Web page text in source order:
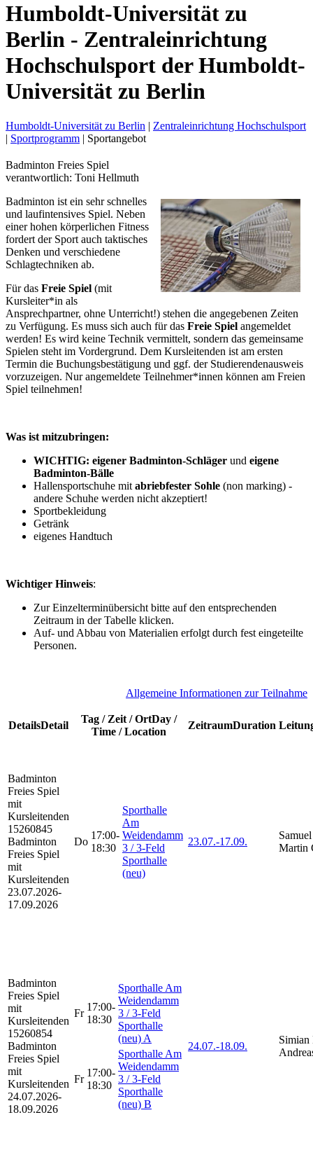
Humboldt-Universität zu
Berlin - Zentraleinrichtung
Hochschulsport der Humboldt-
Universität zu Berlin
Humboldt-Universität zu Berlin | Zentraleinrichtung Hochschulsport
| Sportprogramm | Sportangebot
Badminton Freies Spiel
verantwortlich: Toni Hellmuth
Badminton ist ein sehr schnelles
und laufintensives Spiel. Neben
einer hohen körperlichen Fitness
fordert der Sport auch taktisches
Denken und verschiedene
Schlagtechniken ab.
Für das Freie Spiel (mit
Kursleiter*in als
Ansprechpartner, ohne Unterricht!) stehen die angegebenen Zeiten
zu Verfügung. Es muss sich auch für das Freie Spiel angemeldet
werden! Es wird keine Technik vermittelt, sondern das gemeinsame
Spielen steht im Vordergrund. Dem Kursleitenden ist am ersten
Termin die Buchungsbestätigung und ggf. der Studierendenausweis
vorzuzeigen. Nur angemeldete Teilnehmer*innen können am Freien
Spiel teilnehmen!
Was ist mitzubringen:
WICHTIG: eigener Badminton-Schläger und eigene
Badminton-Bälle
Hallensportschuhe mit abriebfester Sohle (non marking) -
andere Schuhe werden nicht akzeptiert!
Sportbekleidung
Getränk
eigenes Handtuch
Wichtiger Hinweis:
Zur Einzelterminübersicht bitte auf den entsprechenden
Zeitraum in der Tabelle klicken.
Auf- und Abbau von Materialien erfolgt durch fest eingeteilte
Personen.
Allgemeine Informationen zur Teilnahme
DetailsDetail
Tag / Zeit / OrtDay /
Time / Location
ZeitraumDuration
Badminton
Freies Spiel
mit
Kursleitenden
15260845
Badminton
Freies Spiel
mit
Kursleitenden
23.07.2026-
17.09.2026
Do
17:00-
18:30
Sporthalle
Am
Weidendamm
3 / 3-Feld
Sporthalle
(neu)
23.07.-17.09.
Martin
Badminton
Freies Spiel
mit
Kursleitenden
15260854
Badminton
Freies Spiel
mit
Kursleitenden
24.07.2026-
18.09.2026
Fr
17:00-
18:30
Sporthalle Am
Weidendamm
3 / 3-Feld
Sporthalle
(neu) A
Fr
17:00-
18:30
Sporthalle Am
Weidendamm
3 / 3-Feld
Sporthalle
(neu) B
24.07.-18.09.
Simian